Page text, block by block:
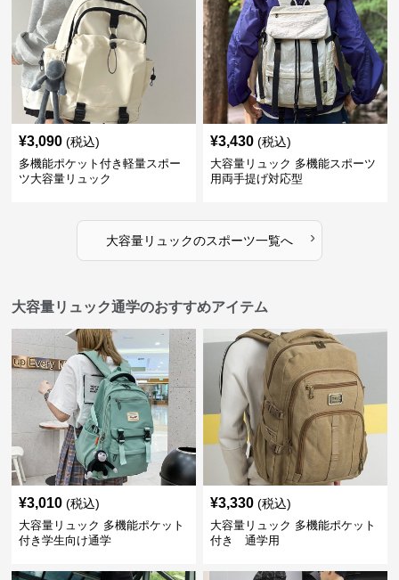
¥3,090 (税込)
多機能ポケット付き軽量スポー
ツ大容量リュック
¥3,430 (税込)
大容量リュック 多機能スポーツ
用両手提げ対応型
大容量リュックのスポーツ一覧へ ›
大容量リュック通学のおすすめアイテム
¥3,010 (税込)
大容量リュック 多機能ポケット
付き学生向け通学
¥3,330 (税込)
大容量リュック 多機能ポケット
付き 通学用